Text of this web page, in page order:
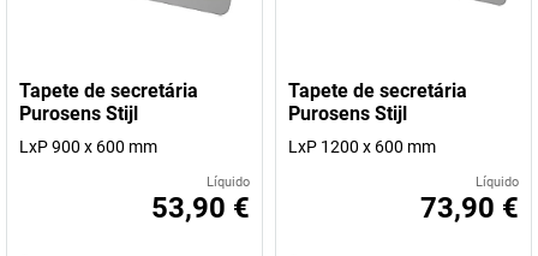
Tapete de secretária
Purosens Stijl
LxP 900 x 600 mm
Líquido
53,90 €
Tapete de secretária
Purosens Stijl
LxP 1200 x 600 mm
Líquido
73,90 €